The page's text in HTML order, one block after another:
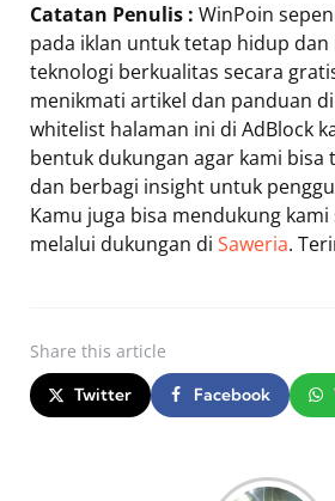
Catatan Penulis : WinPoin
pada iklan untuk tetap hidup
teknologi berkualitas secara
menikmati artikel dan panduan
whitelist halaman ini di AdBlock
bentuk dukungan agar kami bisa
dan berbagi insight untuk
Kamu juga bisa mendukung
melalui dukungan di Saweria.
Share this article
Twitter Facebook